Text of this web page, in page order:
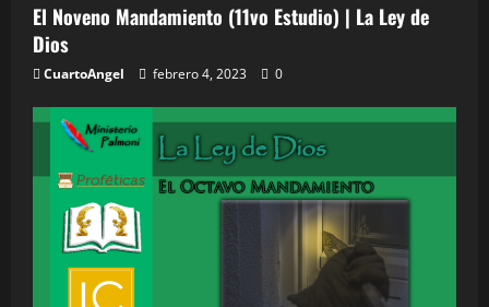
El Noveno Mandamiento (11vo Estudio) | La Ley de
Dios
CuartoAngel febrero 4, 2023 0